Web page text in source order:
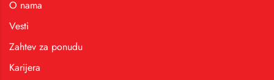
O nama
Vesti
Zahtev za ponudu
Karijera